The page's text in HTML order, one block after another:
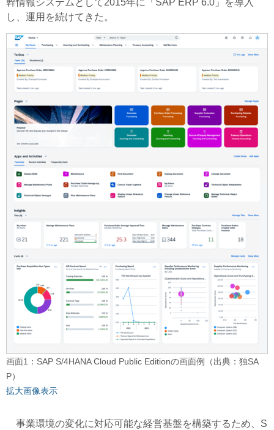
し、運用を続けてきた。
画面1：SAP S/4HANA Cloud Public Editionの画面例（出典：独SA
P）
拡大画像表示
事業環境の変化に対応可能な経営基盤を構築するため、S